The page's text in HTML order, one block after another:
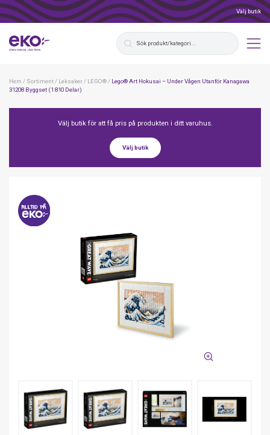
Välj butik
Hem / Sortiment/ Leksaker/ LEGO®/ Lego® Art Hokusai – Under Vågen Utanför Kanagawa
31208 Byggset (1 810 Delar)
Välj butik för att få pris på produkten i ditt varuhus.
Välj butik